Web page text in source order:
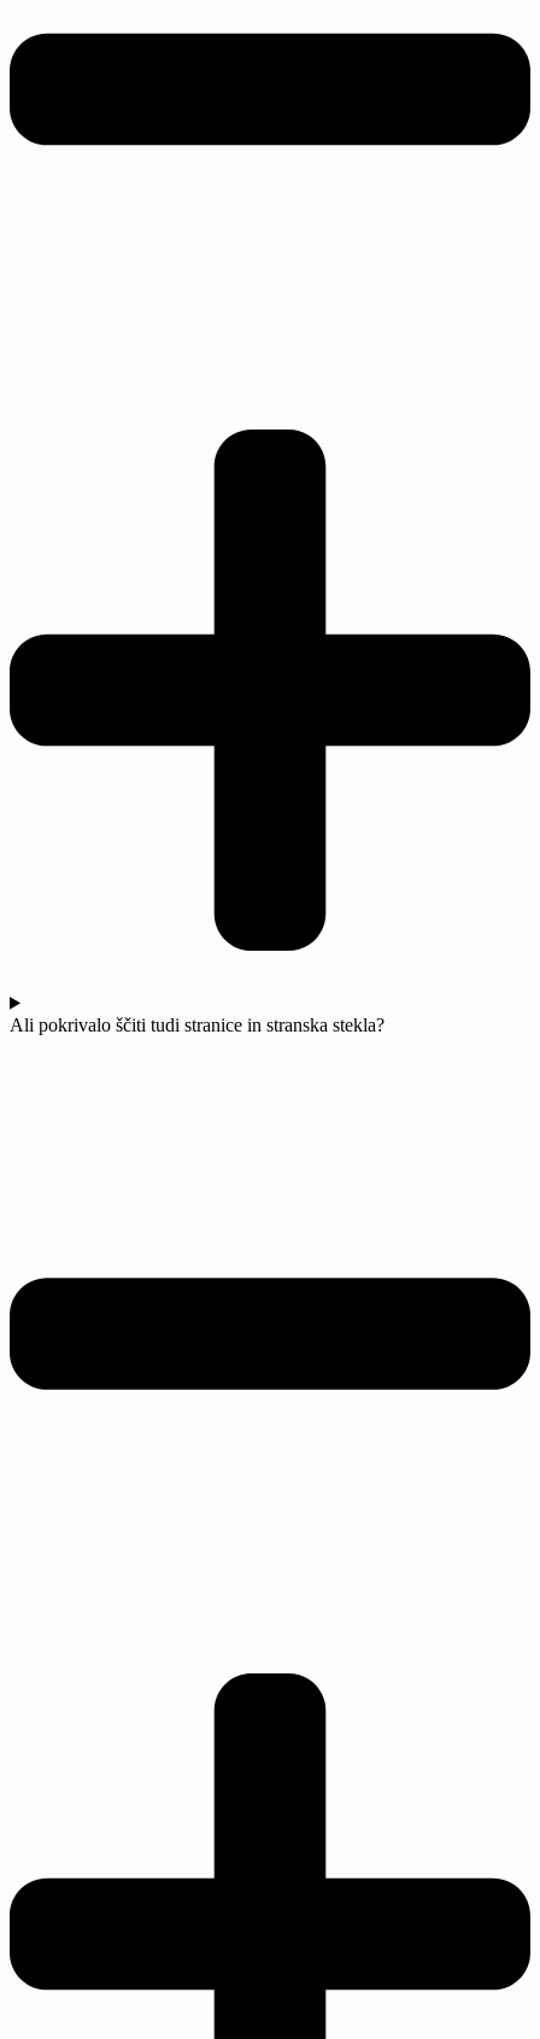
Ali pokrivalo ščiti tudi stranice in stranska stekla?